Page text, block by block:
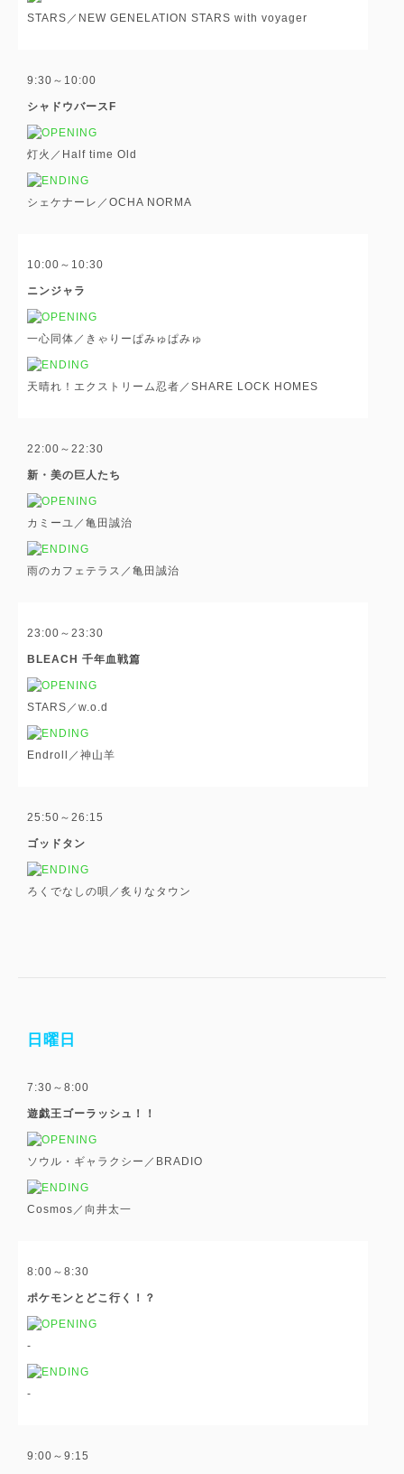
STARS／NEW GENELATION STARS with voyager
9:30～10:00
シャドウバースF
灯火／Half time Old
シェケナーレ／OCHA NORMA
10:00～10:30
ニンジャラ
一心同体／きゃりーぱみゅぱみゅ
天晴れ！エクストリーム忍者／SHARE LOCK HOMES
22:00～22:30
新・美の巨人たち
カミーユ／亀田誠治
雨のカフェテラス／亀田誠治
23:00～23:30
BLEACH 千年血戦篇
STARS／w.o.d
Endroll／神山羊
25:50～26:15
ゴッドタン
ろくでなしの唄／炙りなタウン
日曜日
7:30～8:00
遊戯王ゴーラッシュ！！
ソウル・ギャラクシー／BRADIO
Cosmos／向井太一
8:00～8:30
ポケモンとどこ行く！？
-
-
9:00～9:15